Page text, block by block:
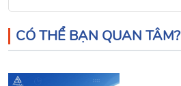
CÓ THỂ BẠN QUAN TÂM?